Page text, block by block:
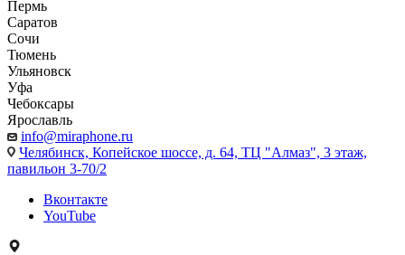
Пермь
Саратов
Сочи
Тюмень
Ульяновск
Уфа
Чебоксары
Ярославль
info@miraphone.ru
Челябинск, Копейское шоссе, д. 64, ТЦ "Алмаз", 3 этаж,
павильон 3-70/2
Вконтакте
YouTube